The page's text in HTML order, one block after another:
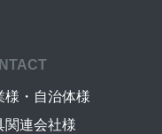
様・自治体様
関連会社様